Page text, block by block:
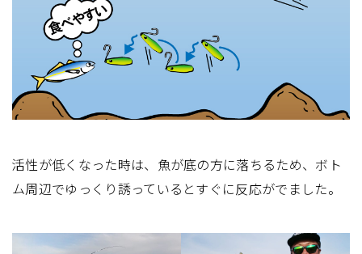
活性が低くなった時は、魚が底の方に落ちるため、ボト
ム周辺でゆっくり誘っているとすぐに反応がでました。